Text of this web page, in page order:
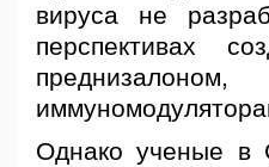
вируса не
перспективах
Однако ученые в